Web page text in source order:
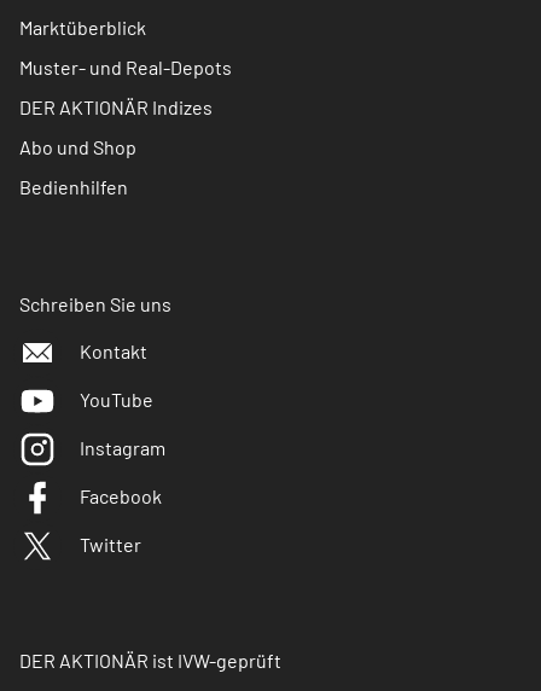
Marktüberblick
Muster- und Real-Depots
DER AKTIONÄR Indizes
Abo und Shop
Bedienhilfen
Schreiben Sie uns
Kontakt
YouTube
Instagram
Facebook
Twitter
DER AKTIONÄR ist IVW-geprüft